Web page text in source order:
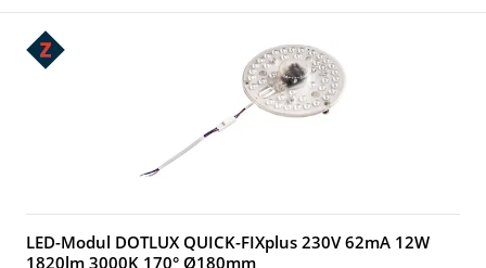
LED-Modul DOTLUX QUICK-FIXplus 230V 62mA 12W
1820lm 3000K 170° Ø180mm